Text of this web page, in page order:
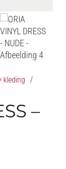
kleding /
–